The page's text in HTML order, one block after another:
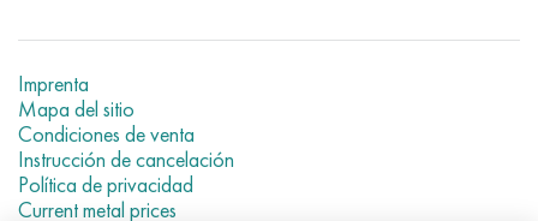
Imprenta
Mapa del sitio
Condiciones de venta
Instrucción de cancelación
Política de privacidad
Current metal prices